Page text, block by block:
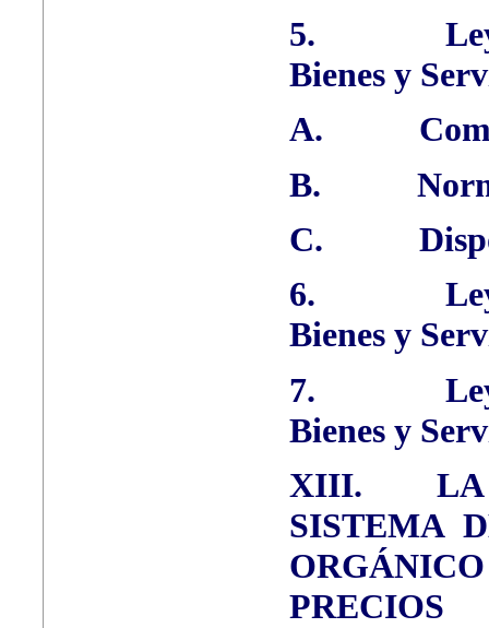
5.
Bienes y
A.
B.
C.
6.
Bienes y
7.
Bienes y
XIII.
SISTEMA
PRECIOS